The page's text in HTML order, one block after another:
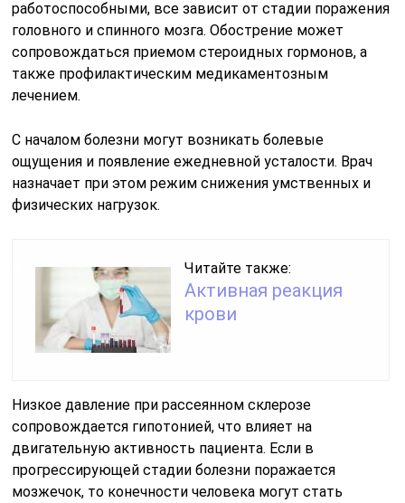
работоспособными, все зависит от стадии поражения
головного и спинного мозга. Обострение может
сопровождаться приемом стероидных гормонов, а
также профилактическим медикаментозным
лечением.
С началом болезни могут возникать болевые
ощущения и появление ежедневной усталости. Врач
назначает при этом режим снижения умственных и
физических нагрузок.
Читайте также:
Активная реакция
крови
Низкое давление при рассеянном склерозе
сопровождается гипотонией, что влияет на
двигательную активность пациента. Если в
прогрессирующей стадии болезни поражается
мозжечок, то конечности человека могут стать